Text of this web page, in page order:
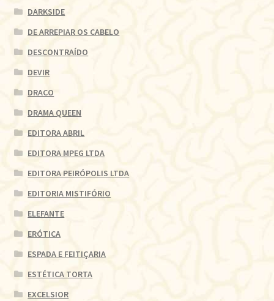
DARKSIDE
DE ARREPIAR OS CABELO
DESCONTRAÍDO
DEVIR
DRACO
DRAMA QUEEN
EDITORA ABRIL
EDITORA MPEG LTDA
EDITORA PEIRÓPOLIS LTDA
EDITORIA MISTIFÓRIO
ELEFANTE
ERÓTICA
ESPADA E FEITIÇARIA
ESTÉTICA TORTA
EXCELSIOR